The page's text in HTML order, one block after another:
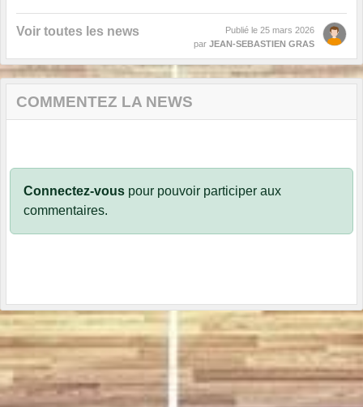
Voir toutes les news Publié le 25 mars 2026
par JEAN-SEBASTIEN GRAS
COMMENTEZ LA NEWS
Connectez-vous pour pouvoir participer aux
commentaires.